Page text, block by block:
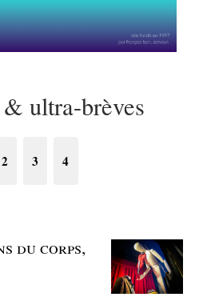
ultra-brèves
2 3 4
du corps,